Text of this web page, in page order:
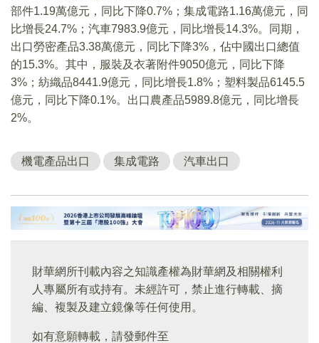
部件1.19萬億元，同比下降0.7%；集成電路1.16萬億元，同
比增長24.7%；汽車7983.9億元，同比增長14.3%。同期，
出口勞密產品3.38萬億元，同比下降3%，佔中國出口總值
的15.3%。其中，服裝及衣著附件9050億元，同比下降
3%；紡織品8441.9億元，同比增長1.8%；塑料製品6145.5
億元，同比下降0.1%。出口農產品5989.8億元，同比增長
2%。
機電產品出口 集成電路 汽車出口
財華網所刊載內容之知識產權為財華網及相關權利
人專屬所有或持有。未經許可，禁止進行轉載、摘
編、複製及建立鏡像等任何使用。
如有意願轉載，請發郵件至